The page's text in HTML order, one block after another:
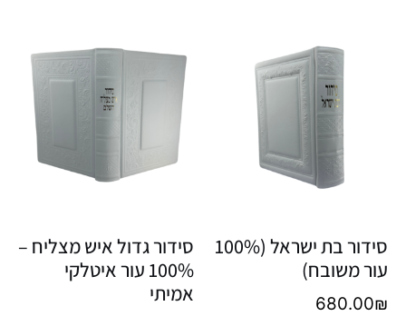
סידור בת ישראל (100%
עור משובח)
680.00₪
סידור גדול איש מצליח –
100% עור איטלקי
אמיתי